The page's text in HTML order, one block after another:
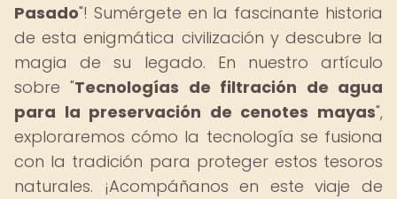
Pasado"! Sumérgete en la fascinante historia
de esta enigmática civilización y descubre la
magia de su legado. En nuestro artículo
sobre "Tecnologías de filtración de agua
para la preservación de cenotes mayas",
exploraremos cómo la tecnología se fusiona
con la tradición para proteger estos tesoros
naturales. ¡Acompáñanos en este viaje de